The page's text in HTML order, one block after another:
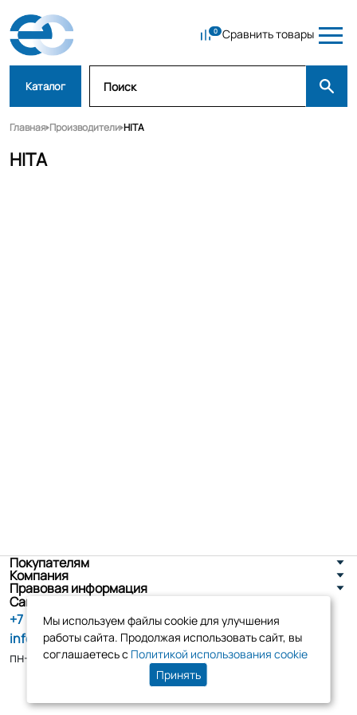
Сравнить товары
Каталог
Главная Производители HITA
HITA
Покупателям
Компания
Правовая информация
Санкт-Петербург, ул. Новоселов д. 8
+7 (800) 555-86-90
info@tk-elko.ru
пн-пт, 10:00 - 18:00
Мы используем файлы cookie для улучшения
работы сайта. Продолжая использовать сайт, вы
соглашаетесь с Политикой использования cookie
Принять